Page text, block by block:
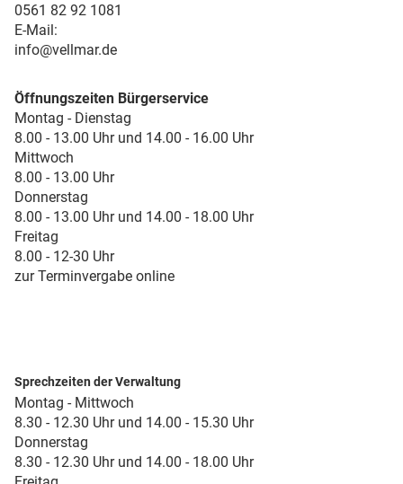
0561 82 92 1081
E-Mail:
info@vellmar.de
Öffnungszeiten Bürgerservice
Montag - Dienstag
8.00 - 13.00 Uhr und 14.00 - 16.00 Uhr
Mittwoch
8.00 - 13.00 Uhr
Donnerstag
8.00 - 13.00 Uhr und 14.00 - 18.00 Uhr
Freitag
8.00 - 12-30 Uhr
zur Terminvergabe online
Sprechzeiten der Verwaltung
Montag - Mittwoch
8.30 - 12.30 Uhr und 14.00 - 15.30 Uhr
Donnerstag
8.30 - 12.30 Uhr und 14.00 - 18.00 Uhr